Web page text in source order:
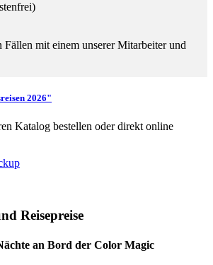
Fällen mit einem unserer Mitarbeiter und
2026"
Katalog bestellen oder direkt online
Reisepreise
an Bord der Color Magic